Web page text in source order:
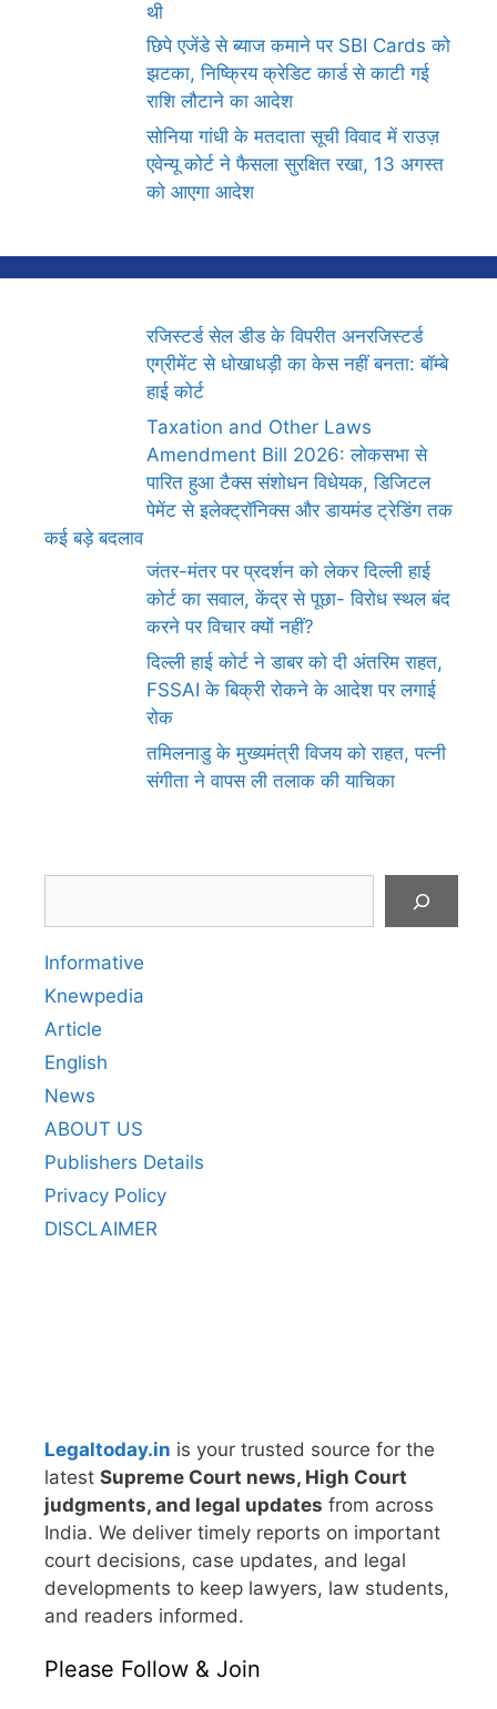
थी
छिपे एजेंडे से ब्याज कमाने पर SBI Cards को
झटका, निष्क्रिय क्रेडिट कार्ड से काटी गई
राशि लौटाने का आदेश
सोनिया गांधी के मतदाता सूची विवाद में राउज़
एवेन्यू कोर्ट ने फैसला सुरक्षित रखा, 13 अगस्त
को आएगा आदेश
रजिस्टर्ड सेल डीड के विपरीत अनरजिस्टर्ड
एग्रीमेंट से धोखाधड़ी का केस नहीं बनता: बॉम्बे
हाई कोर्ट
Taxation and Other Laws
Amendment Bill 2026: लोकसभा से
पारित हुआ टैक्स संशोधन विधेयक, डिजिटल
पेमेंट से इलेक्ट्रॉनिक्स और डायमंड ट्रेडिंग तक
कई बड़े बदलाव
जंतर-मंतर पर प्रदर्शन को लेकर दिल्ली हाई
कोर्ट का सवाल, केंद्र से पूछा- विरोध स्थल बंद
करने पर विचार क्यों नहीं?
दिल्ली हाई कोर्ट ने डाबर को दी अंतरिम राहत,
FSSAI के बिक्री रोकने के आदेश पर लगाई
रोक
तमिलनाडु के मुख्यमंत्री विजय को राहत, पत्नी
संगीता ने वापस ली तलाक की याचिका
Informative
Knewpedia
Article
English
News
ABOUT US
Publishers Details
Privacy Policy
DISCLAIMER
Legaltoday.in is your trusted source for the
latest Supreme Court news, High Court
judgments, and legal updates from across
India. We deliver timely reports on important
court decisions, case updates, and legal
developments to keep lawyers, law students,
and readers informed.
Please Follow & Join